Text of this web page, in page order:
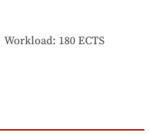
Workload: 180 ECTS